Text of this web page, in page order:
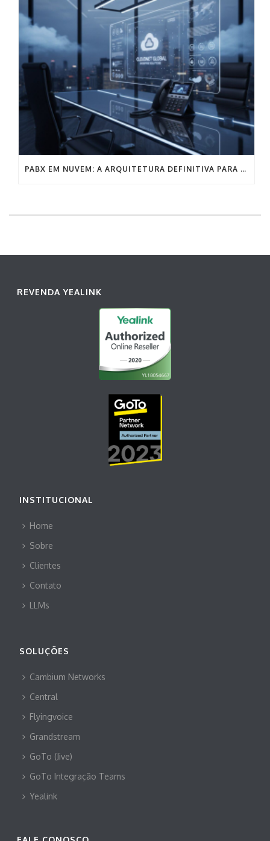
PABX EM NUVEM: A ARQUITETURA DEFINITIVA PARA A COMUNICAÇÃO EMPRESARIAL SEM FRICÇÃO
REVENDA YEALINK
INSTITUCIONAL
Home
Sobre
Clientes
Contato
LLMs
SOLUÇÕES
Cambium Networks
Central
Flyingvoice
Grandstream
GoTo (Jive)
GoTo Integração Teams
Yealink